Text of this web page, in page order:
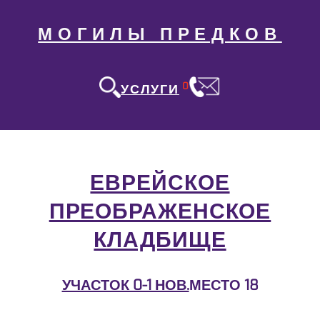
МОГИЛЫ ПРЕДКОВ
УСЛУГИ 0
ЕВРЕЙСКОЕ
ПРЕОБРАЖЕНСКОЕ
КЛАДБИЩЕ
УЧАСТОК 0-1 НОВ.МЕСТО 18